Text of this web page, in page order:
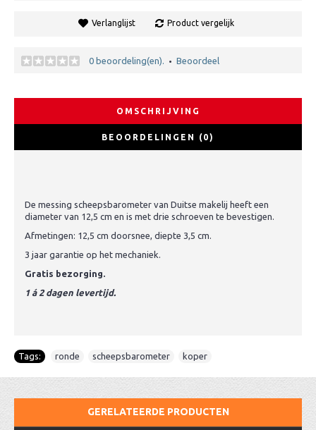
Verlanglijst Product vergelijk
0 beoordeling(en). • Beoordeel
OMSCHRIJVING
BEOORDELINGEN (0)
De messing scheepsbarometer van Duitse makelij heeft een
diameter van 12,5 cm en is met drie schroeven te bevestigen.
Afmetingen: 12,5 cm doorsnee, diepte 3,5 cm.
3 jaar garantie op het mechaniek.
Gratis bezorging.
1 á 2 dagen levertijd.
Tags: ronde scheepsbarometer koper
GERELATEERDE PRODUCTEN